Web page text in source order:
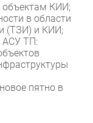
объектам КИИ;
в области
(ТЗИ) и КИИ;
АСУ ТП:
пятно в